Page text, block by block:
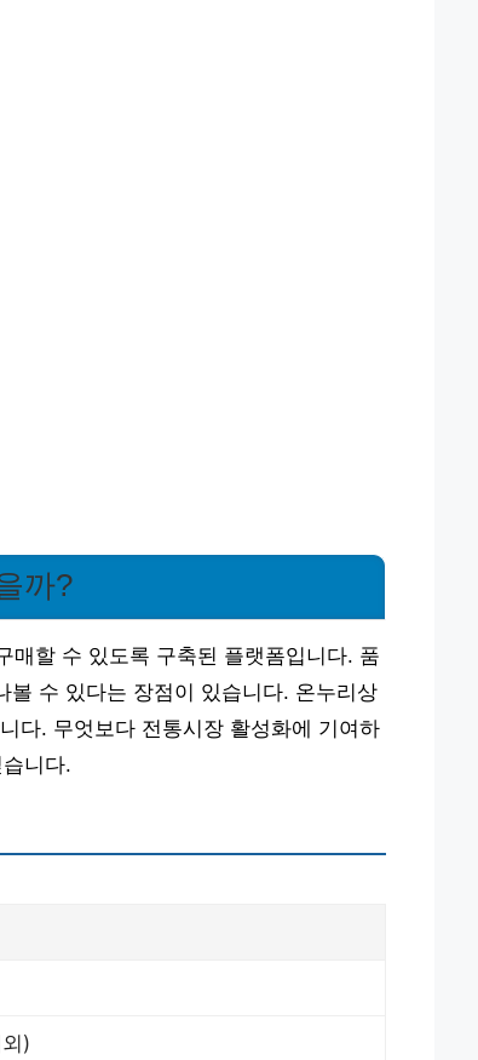
까?
매할 수 있도록 구축된 플랫폼입니다. 품
볼 수 있다는 장점이 있습니다. 온누리상
다. 무엇보다 전통시장 활성화에 기여하
니다.
)